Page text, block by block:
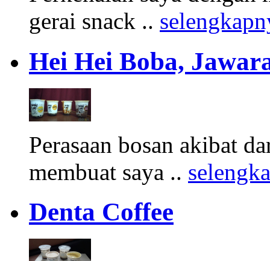
gerai snack ..
Hei Hei Boba,
Perasaan bosan akibat
membuat saya ..
Denta Coffee